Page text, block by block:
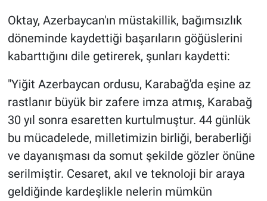
Oktay, Azerbaycan'ın müstakillik, bağımsızlık
döneminde kaydettiği başarıların göğüslerini
kabarttığını dile getirerek, şunları kaydetti:
"Yiğit Azerbaycan ordusu, Karabağ'da eşine az
rastlanır büyük bir zafere imza atmış, Karabağ
30 yıl sonra esaretten kurtulmuştur. 44 günlük
bu mücadelede, milletimizin birliği, beraberliği
ve dayanışması da somut şekilde gözler önüne
serilmiştir. Cesaret, akıl ve teknoloji bir araya
geldiğinde kardeşlikle nelerin mümkün